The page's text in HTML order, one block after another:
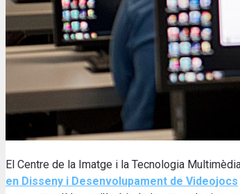
El Centre de la Imatge i la Tecnologia
en Disseny i Desenvolupament de Videojocs